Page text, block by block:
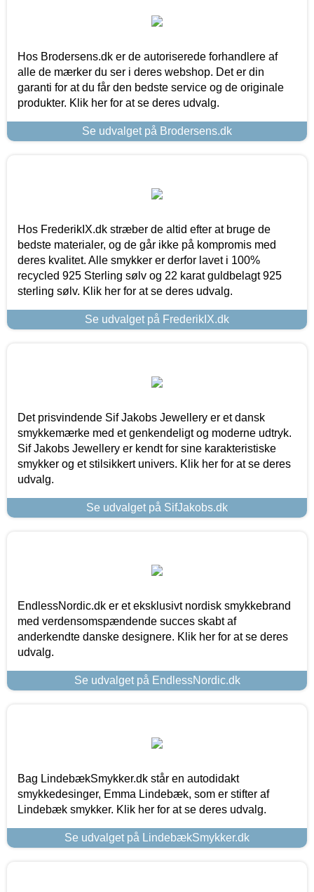
Hos Brodersens.dk er de autoriserede forhandlere af
alle de mærker du ser i deres webshop. Det er din
garanti for at du får den bedste service og de originale
produkter. Klik her for at se deres udvalg.
Se udvalget på Brodersens.dk
Hos FrederikIX.dk stræber de altid efter at bruge de
bedste materialer, og de går ikke på kompromis med
deres kvalitet. Alle smykker er derfor lavet i 100%
recycled 925 Sterling sølv og 22 karat guldbelagt 925
sterling sølv. Klik her for at se deres udvalg.
Se udvalget på FrederikIX.dk
Det prisvindende Sif Jakobs Jewellery er et dansk
smykkemærke med et genkendeligt og moderne udtryk.
Sif Jakobs Jewellery er kendt for sine karakteristiske
smykker og et stilsikkert univers. Klik her for at se deres
udvalg.
Se udvalget på SifJakobs.dk
EndlessNordic.dk er et eksklusivt nordisk smykkebrand
med verdensomspændende succes skabt af
anderkendte danske designere. Klik her for at se deres
udvalg.
Se udvalget på EndlessNordic.dk
Bag LindebækSmykker.dk står en autodidakt
smykkedesinger, Emma Lindebæk, som er stifter af
Lindebæk smykker. Klik her for at se deres udvalg.
Se udvalget på LindebækSmykker.dk